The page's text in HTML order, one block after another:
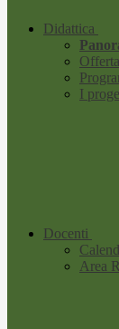
Didattica
I
Docenti
Area